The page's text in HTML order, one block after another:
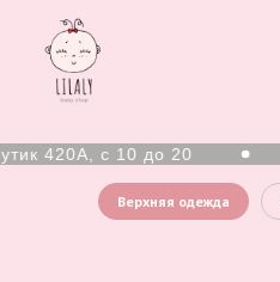
420А, с 10 до 20
Верхняя одежда